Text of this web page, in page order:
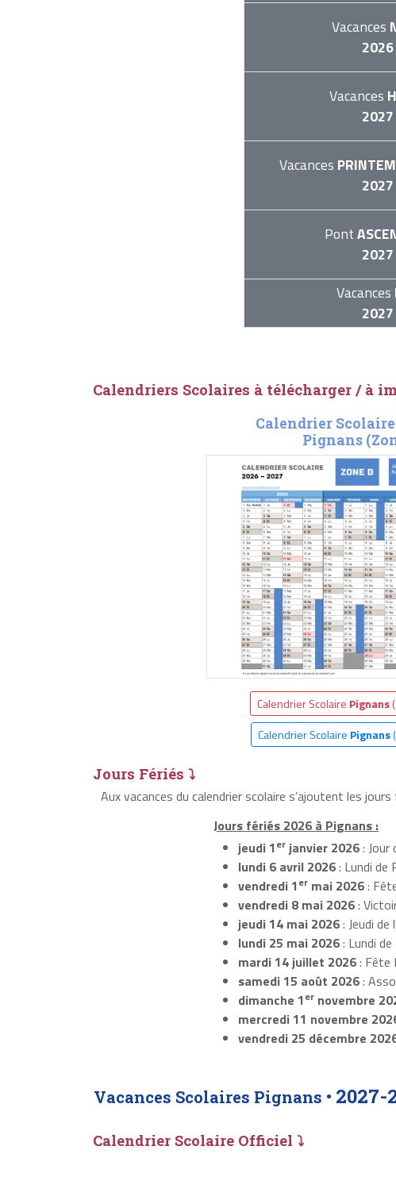
Vacances
2026
Vacances
2027
Vacances
2027
Pont
2027
Vacances
2027
Calendriers Scolaires à télécharger / à
Calendrier Scolaire
Pignans
Calendrier Scolaire Pignans
Calendrier Scolaire Pignans
Jours Fériés ⤵
Aux vacances du calendrier scolaire s’ajoutent les
Jours fériés 2026 à Pignans :
jeudi 1erjanvier 2026: Jour
lundi 6 avril 2026: Lundi de
vendredi 1ermai 2026:
vendredi 8 mai 2026:
jeudi 14 mai 2026: Jeudi de
lundi 25 mai 2026: Lundi
mardi 14 juillet 2026: Fête
samedi 15 août 2026:
dimanche 1ernovembre
mercredi 11 novembre
vendredi 25 décembre
Vacances Scolaires Pignans • 2027-
Calendrier Scolaire Officiel ⤵